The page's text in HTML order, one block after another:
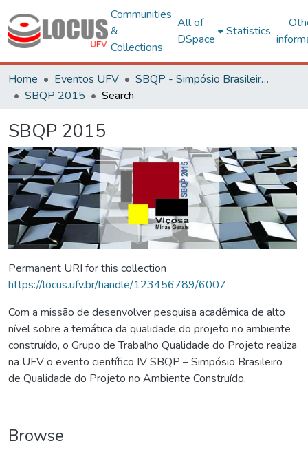
Communities
&
Collections
All of
DSpace
Statistics
Home Eventos UFV
SBQP - Simpósio Brasileiro de Qualidade do Projeto no Ambiente Construído
SBQP 2015
Search
SBQP 2015
Permanent URI for this collection
https://locus.ufv.br/handle/123456789/6007
Com a missão de desenvolver pesquisa acadêmica de alto
nível sobre a temática da qualidade do projeto no ambiente
construído, o Grupo de Trabalho Qualidade do Projeto realiza
na UFV o evento científico IV SBQP – Simpósio Brasileiro
de Qualidade do Projeto no Ambiente Construído.
Browse